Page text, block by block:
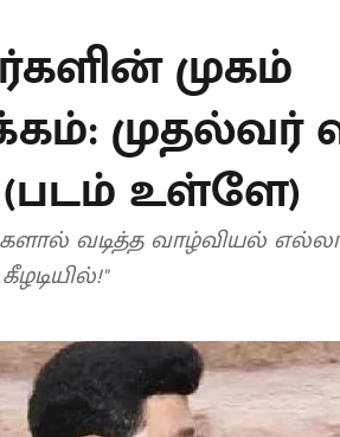
முகம்
(படம் உள்ளே)
வடித்த வாழ்வியல்